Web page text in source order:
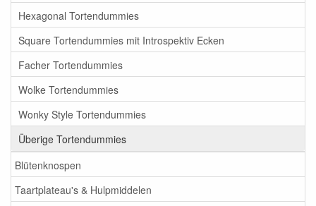
Hexagonal Tortendummies
Square Tortendummies mit Introspektiv Ecken
Facher Tortendummies
Wolke Tortendummies
Wonky Style Tortendummies
Überige Tortendummies
Blütenknospen
Taartplateau's & Hulpmiddelen